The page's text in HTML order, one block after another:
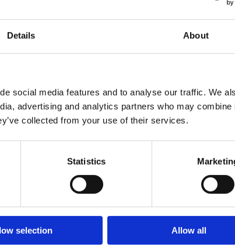
Details About
social media features and to analyse our traffic. We
advertising and analytics partners who may combine
collected from your use of their services.
Statistics
selection Allow all
Garantivillkor
Certifiering